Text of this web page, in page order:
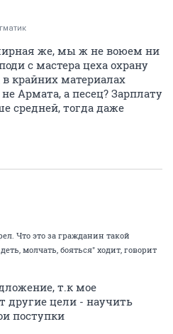
же, мы ж не воюем ни
с мастера цеха охрану
в крайних материалах
Армата, а песец? Зарплату
средней, тогда даже
Что это за гражданин такой
молчать, бояться" ходит, говорит
т.к мое
другие цели - научить
поступки